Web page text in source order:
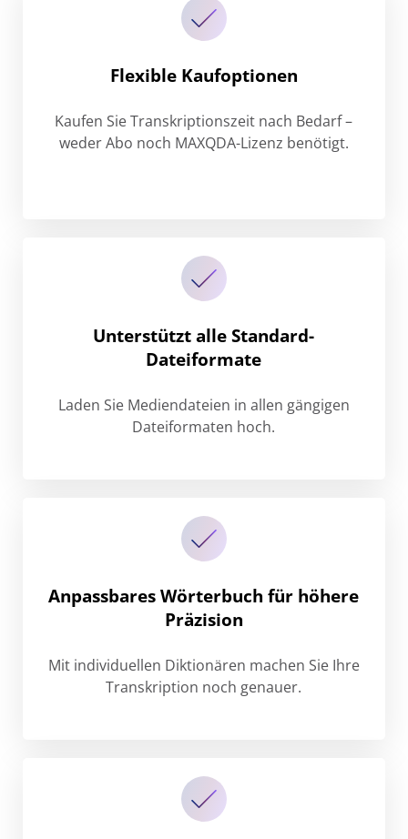
Flexible Kaufoptionen
Kaufen Sie Transkriptionszeit nach Bedarf –
weder Abo noch MAXQDA-Lizenz benötigt.
Unterstützt alle Standard-
Dateiformate
Laden Sie Mediendateien in allen gängigen
Dateiformaten hoch.
Anpassbares Wörterbuch für höhere
Präzision
Mit individuellen Diktionären machen Sie Ihre
Transkription noch genauer.